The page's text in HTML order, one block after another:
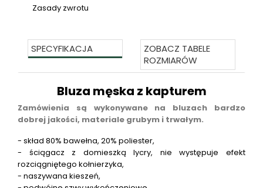
Zasady zwrotu
SPECYFIKACJA
ZOBACZ TABELE
ROZMIARÓW
Bluza męska z kapturem
Zamówienia są wykonywane na bluzach bardzo
dobrej jakości, materiale grubym i trwałym.
- skład 80% bawełna, 20% poliester,
- ściągacz z domieszką lycry, nie występuje efekt
rozciągniętego kołnierzyka,
- naszywana kieszeń,